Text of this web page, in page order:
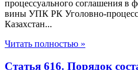
процессуального соглашения в
вины УПК РК Уголовно-
Казахстан...
Читать полностью »
Статья 616. Порядок